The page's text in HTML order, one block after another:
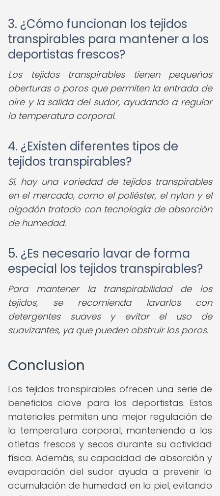
3. ¿Cómo funcionan los tejidos
transpirables para mantener a los
deportistas frescos?
Los tejidos transpirables tienen pequeñas
aberturas o poros que permiten la entrada de
aire y la salida del sudor, ayudando a regular
la temperatura corporal.
4. ¿Existen diferentes tipos de
tejidos transpirables?
Sí, hay una variedad de tejidos transpirables
en el mercado, como el poliéster, el nylon y el
algodón tratado con tecnología de absorción
de humedad.
5. ¿Es necesario lavar de forma
especial los tejidos transpirables?
Para mantener la transpirabilidad de los
tejidos, se recomienda lavarlos con
detergentes suaves y evitar el uso de
suavizantes, ya que pueden obstruir los poros.
Conclusion
Los tejidos transpirables ofrecen una serie de
beneficios clave para los deportistas. Estos
materiales permiten una mejor regulación de
la temperatura corporal, manteniendo a los
atletas frescos y secos durante su actividad
física. Además, su capacidad de absorción y
evaporación del sudor ayuda a prevenir la
acumulación de humedad en la piel, evitando